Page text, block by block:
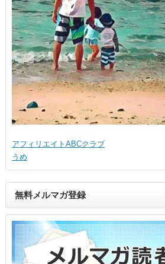
アフィリエイトABCクラブ
うめ
無料メルマガ登録